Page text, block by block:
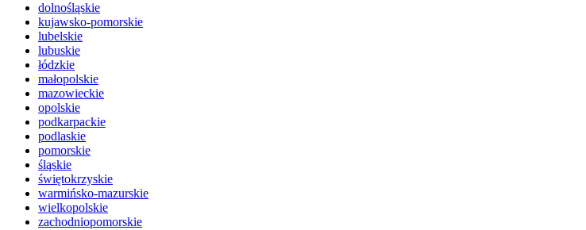
dolnośląskie
kujawsko-pomorskie
lubelskie
lubuskie
łódzkie
małopolskie
mazowieckie
opolskie
podkarpackie
podlaskie
pomorskie
śląskie
świętokrzyskie
warmińsko-mazurskie
wielkopolskie
zachodniopomorskie